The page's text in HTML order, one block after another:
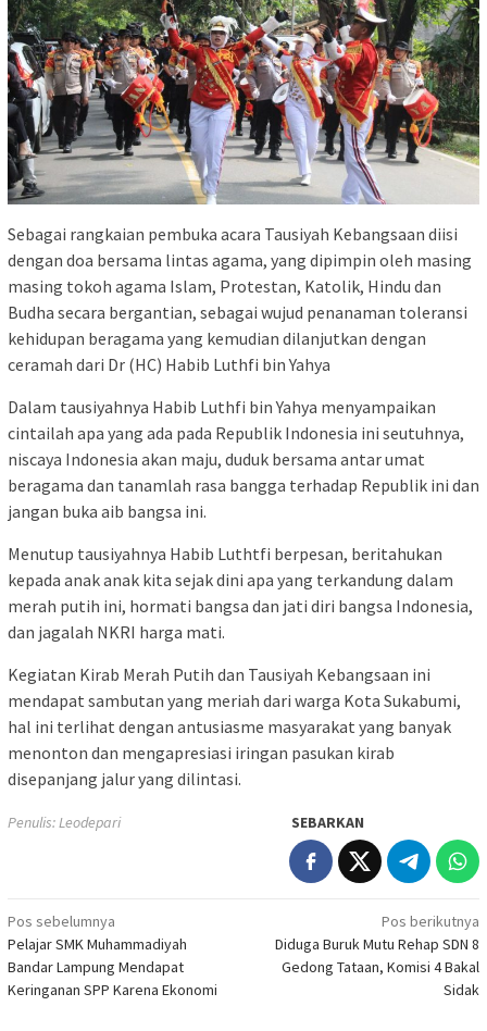
Sebagai rangkaian pembuka acara Tausiyah Kebangsaan diisi
dengan doa bersama lintas agama, yang dipimpin oleh masing
masing tokoh agama Islam, Protestan, Katolik, Hindu dan
Budha secara bergantian, sebagai wujud penanaman toleransi
kehidupan beragama yang kemudian dilanjutkan dengan
ceramah dari Dr (HC) Habib Luthfi bin Yahya
Dalam tausiyahnya Habib Luthfi bin Yahya menyampaikan
cintailah apa yang ada pada Republik Indonesia ini seutuhnya,
niscaya Indonesia akan maju, duduk bersama antar umat
beragama dan tanamlah rasa bangga terhadap Republik ini dan
jangan buka aib bangsa ini.
Menutup tausiyahnya Habib Luthtfi berpesan, beritahukan
kepada anak anak kita sejak dini apa yang terkandung dalam
merah putih ini, hormati bangsa dan jati diri bangsa Indonesia,
dan jagalah NKRI harga mati.
Kegiatan Kirab Merah Putih dan Tausiyah Kebangsaan ini
mendapat sambutan yang meriah dari warga Kota Sukabumi,
hal ini terlihat dengan antusiasme masyarakat yang banyak
menonton dan mengapresiasi iringan pasukan kirab
disepanjang jalur yang dilintasi.
Penulis: Leodepari SEBARKAN
Navigasi
pos
Pos sebelumnya
Pelajar SMK Muhammadiyah
Bandar Lampung Mendapat
Keringanan SPP Karena Ekonomi
Pos berikutnya
Diduga Buruk Mutu Rehap SDN 8
Gedong Tataan, Komisi 4 Bakal
Sidak